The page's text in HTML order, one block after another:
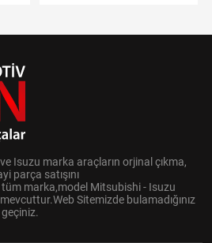
Isuzu marka araçların orjinal çıkma,
parça satışını
tüm marka,model Mitsubishi - Isuzu
Sitemizde bulamadığınız